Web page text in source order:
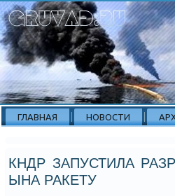
ГЛАВНАЯ НОВОСТИ
КНДР ЗАПУСТИЛА
ЫНА РАКЕТУ